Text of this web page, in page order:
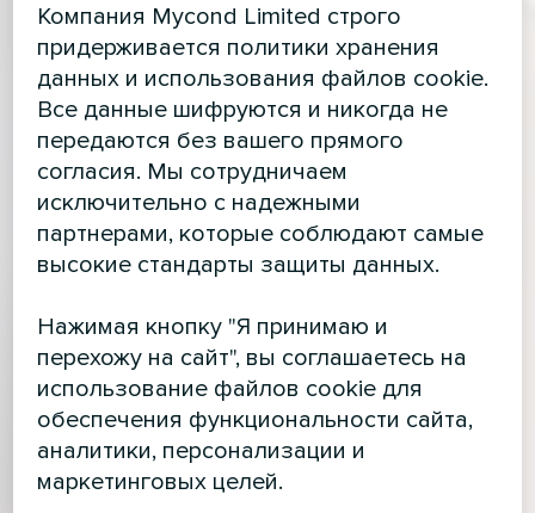
Компания Mycond Limited строго
придерживается политики хранения
данных и использования файлов cookie.
Все данные шифруются и никогда не
передаются без вашего прямого
согласия. Мы сотрудничаем
исключительно с надежными
партнерами, которые соблюдают самые
высокие стандарты защиты данных.
Нажимая кнопку "Я принимаю и
перехожу на сайт", вы соглашаетесь на
использование файлов cookie для
обеспечения функциональности сайта,
аналитики, персонализации и
маркетинговых целей.